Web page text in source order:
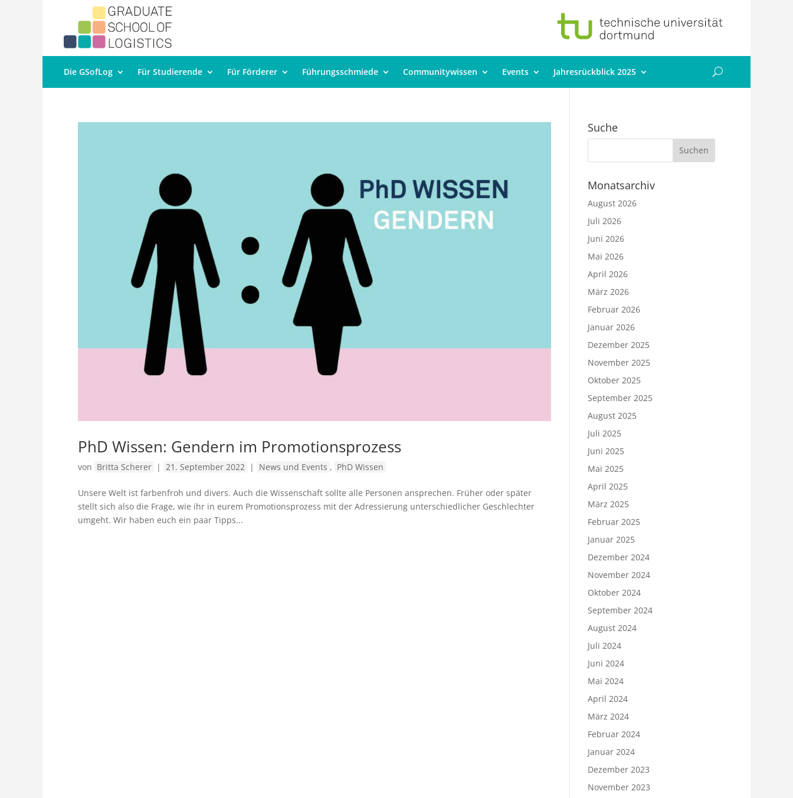
Die GSofLog Für Studierende Für Förderer Führungsschmiede Communitywissen Events Jahresrückblick 2025
PhD Wissen: Gendern im Promotionsprozess
von Britta Scherer | 21. September 2022 | News und Events , PhD Wissen
Unsere Welt ist farbenfroh und divers. Auch die Wissenschaft sollte alle Personen ansprechen. Früher oder später
stellt sich also die Frage, wie ihr in eurem Promotionsprozess mit der Adressierung unterschiedlicher Geschlechter
umgeht. Wir haben euch ein paar Tipps...
Suche
Monatsarchiv
August 2026
Juli 2026
Juni 2026
Mai 2026
April 2026
März 2026
Februar 2026
Januar 2026
Dezember 2025
November 2025
Oktober 2025
September 2025
August 2025
Juli 2025
Juni 2025
Mai 2025
April 2025
März 2025
Februar 2025
Januar 2025
Dezember 2024
November 2024
Oktober 2024
September 2024
August 2024
Juli 2024
Juni 2024
Mai 2024
April 2024
März 2024
Februar 2024
Januar 2024
Dezember 2023
November 2023